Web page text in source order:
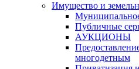
Имущество и
Публичные
АУКЦИОНЫ
многодетным